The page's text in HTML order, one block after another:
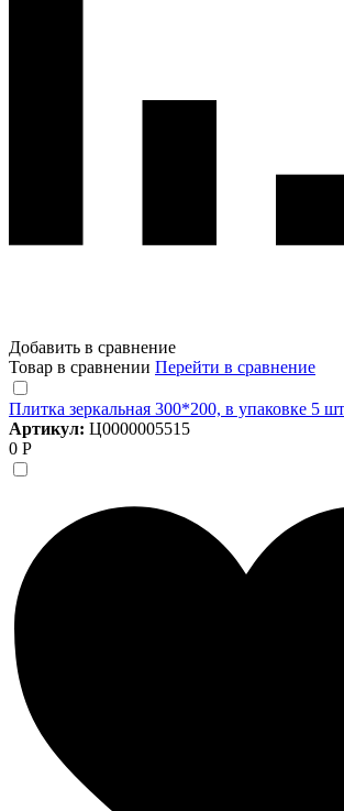
Добавить в сравнение
Товар в сравнении Перейти в сравнение
Плитка зеркальная 300*200, в упаковке 5 шт
Артикул: Ц0000005515
0 Р